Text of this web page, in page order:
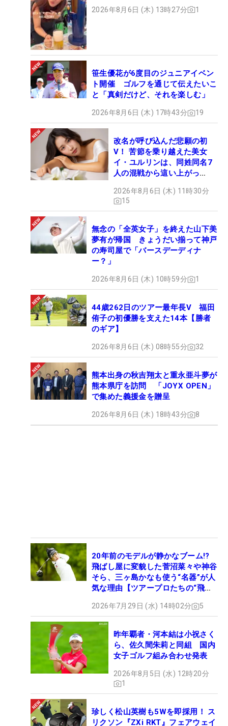
2026年8月6日 (木) 13時27分 1
笹生優花が6度目のジュニアイベン
ト開催 ゴルフを通じて伝えたいこ
と「真剣だけど、それを楽しむ」
2026年8月6日 (木) 17時43分 19
改名が呼び込んだ悲願の初
V！ 苦節を乗り越えた美女
イ・ユルリンは、同姓同名7
人の混戦から這い上がっ
2026年8月6日 (木) 11時30分
15
無念の「全英女子」を終えた山下美
夢有が帰国 きょうだい揃って神戸
の寿司屋で「バースデーディナ
ー？」
2026年8月6日 (木) 10時59分 1
44歳262日のツアー最年長V 福田
侑子の初優勝を支えた14本【勝者
のギア】
2026年8月6日 (木) 08時55分 32
熊本出身の秋吉翔太と重永亜斗夢が
熊本県庁を訪問 「JOYX OPEN」
で集めた義援金を贈呈
2026年8月6日 (木) 18時43分 8
20年前のモデルが静かなブーム!?
飛ばし屋に変貌した菅沼菜々や神谷
そら、三ヶ島かなも使う“名器”が人
気な理由【ツアープロたちの“飛ば
2026年7月29日 (水) 14時02分 5
昨年覇者・河本結は小祝さく
ら、佐久間朱莉と同組 国内
女子ゴルフ組み合わせ発表
2026年8月5日 (水) 12時20分
1
珍しく松山英樹も5Wを即採用！ ス
リクソン『ZXi RKT』フェアウェイ